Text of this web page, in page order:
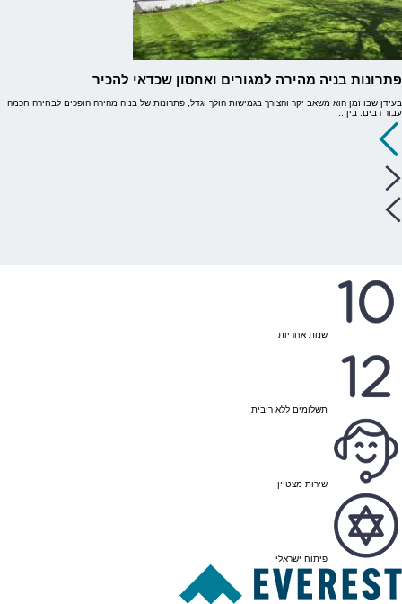
פתרונות בניה מהירה למגורים ואחסון שכדאי להכיר
בעידן שבו זמן הוא משאב יקר והצורך בגמישות הולך וגדל, פתרונות של בניה מהירה הופכים לבחירה חכמה
עבור רבים. בין...
שנות אחריות
תשלומים ללא ריבית
שירות מצטיין
פיתוח ישראלי